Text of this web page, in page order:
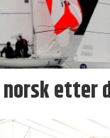
etter